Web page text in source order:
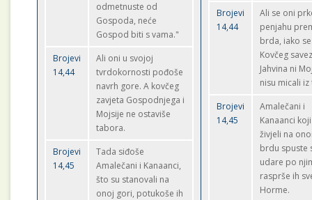
odmetnuste od
Gospoda, neće
Gospod biti s vama."
Brojevi
14,44
Ali oni u svojoj
tvrdokornosti pođoše
navrh gore. A kovčeg
zavjeta Gospodnjega i
Mojsije ne ostaviše
tabora.
Brojevi
14,45
Tada siđoše
Amalečani i Kanaanci,
što su stanovali na
onoj gori, potukoše ih
Brojevi
14,44
Ali se oni
penjahu
brda, iako
Kovčeg
Jahvina ni
nisu micali
Brojevi
14,45
Amalečani i
Kanaanci
živjeli na
brdu spuste
udare po
rasprše ih
Horme.